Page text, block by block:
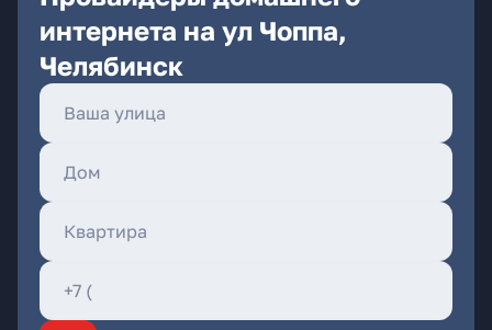
интернета на ул Чоппа,
Челябинск